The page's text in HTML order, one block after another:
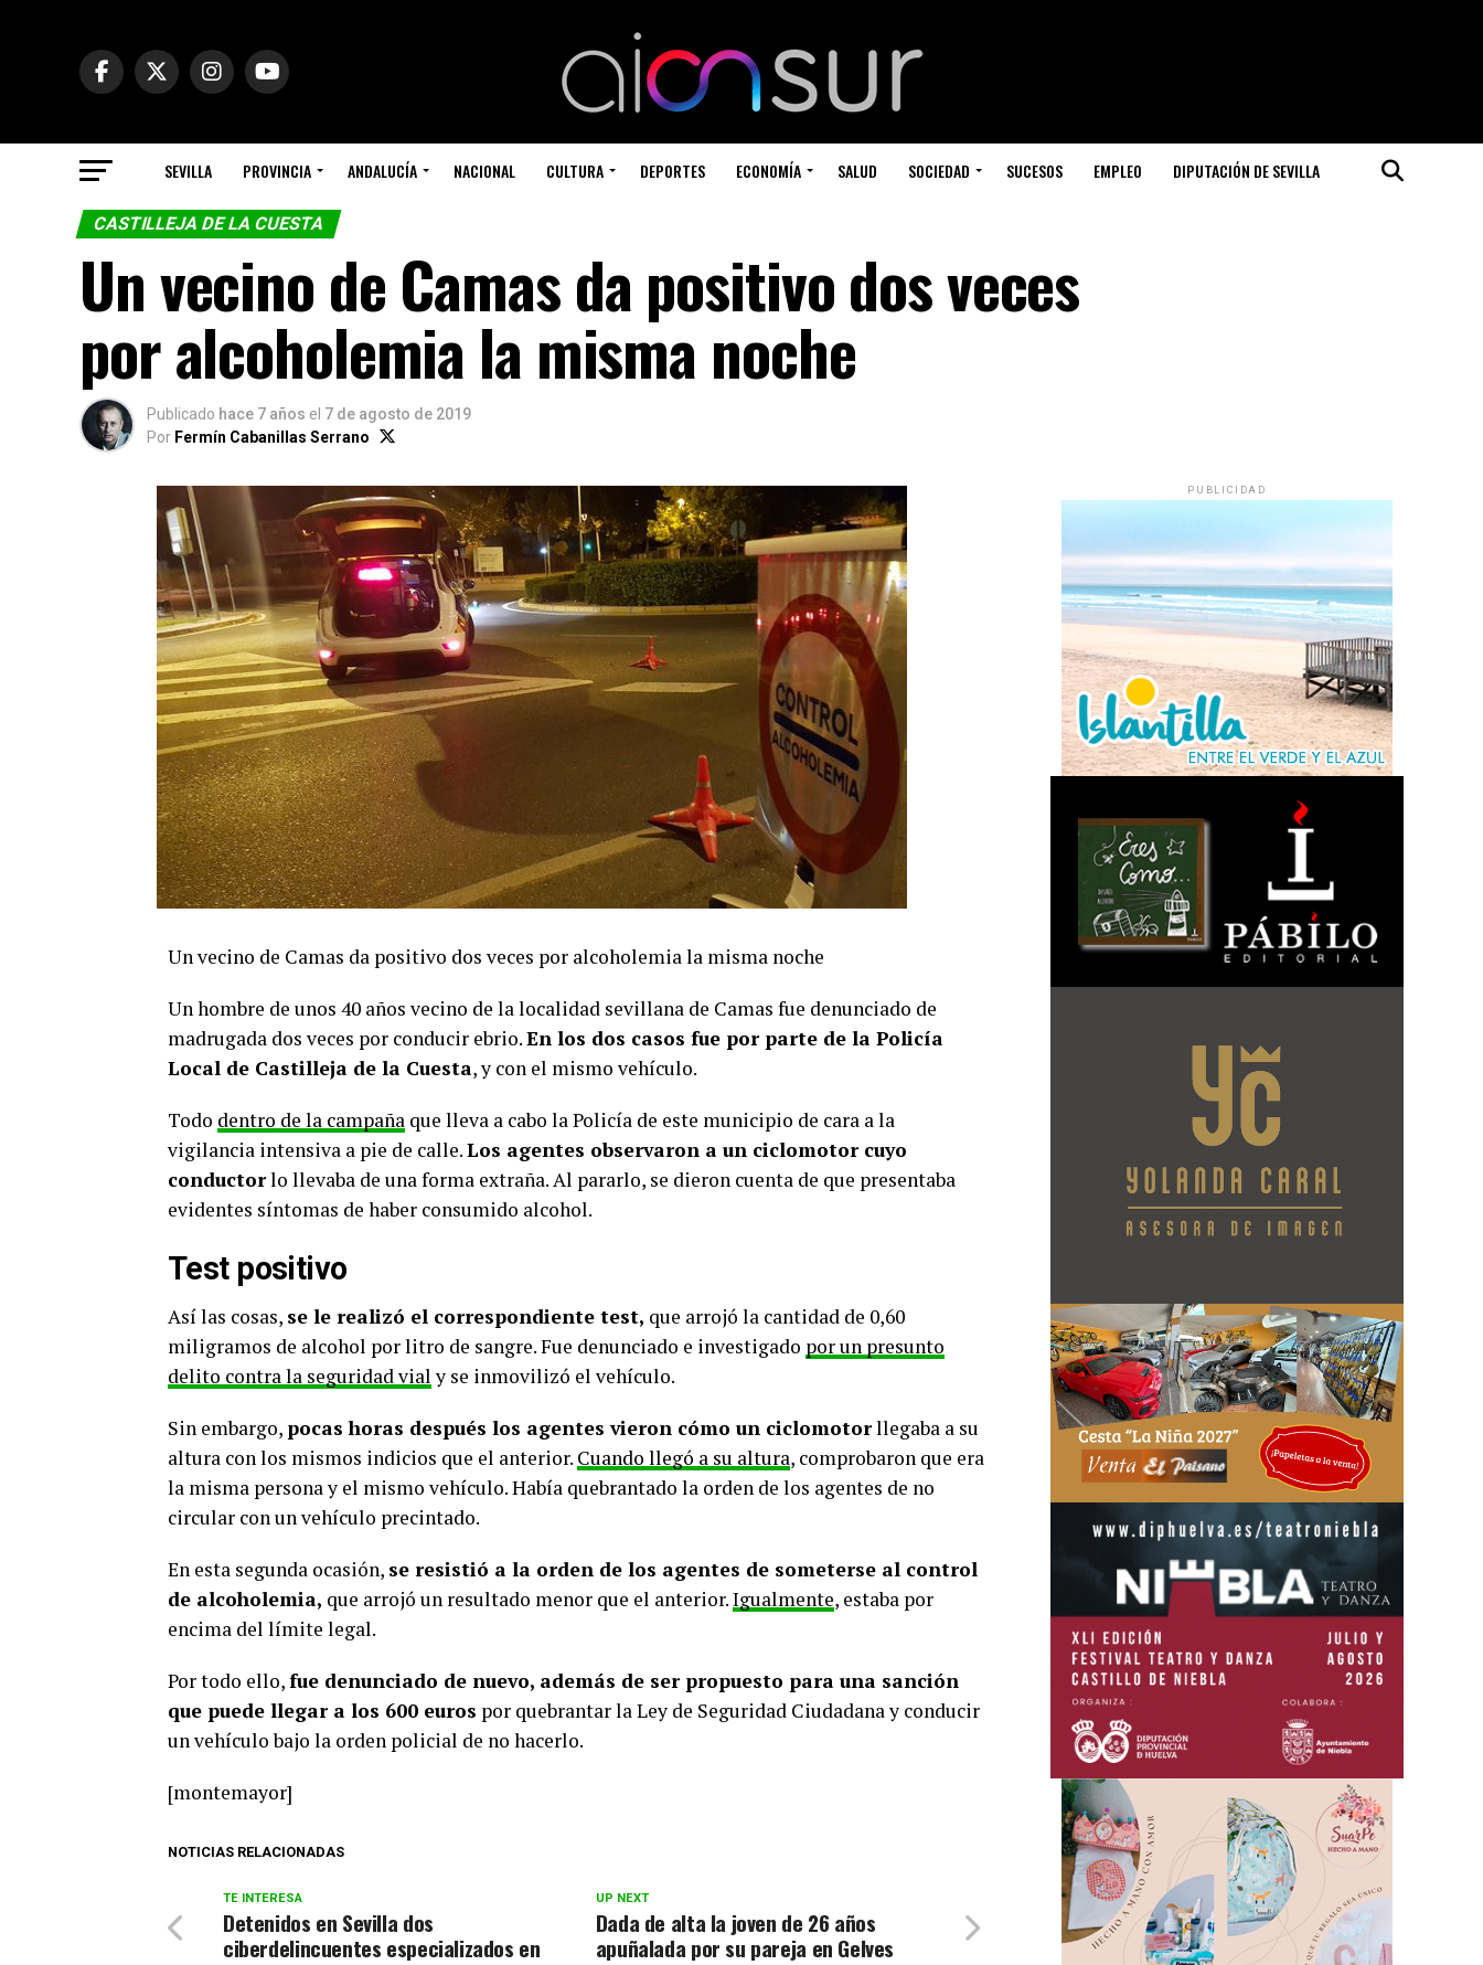
SEVILLA PROVINCIA ANDALUCÍA NACIONAL CULTURA DEPORTES ECONOMÍA SALUD SOCIEDAD SUCESOS EMPLEO DIPUTACIÓN DE SEVILLA
CASTILLEJA DE LA CUESTA
Un vecino de Camas da positivo dos veces
por alcoholemia la misma noche
Publicado hace 7 años el 7 de agosto de 2019
Por Fermín Cabanillas Serrano
Un vecino de Camas da positivo dos veces por alcoholemia la misma noche
Un hombre de unos 40 años vecino de la localidad sevillana de Camas fue denunciado de
madrugada dos veces por conducir ebrio.En los dos casos fue por parte de la Policía
Local de Castilleja de la Cuesta, y con el mismo vehículo.
Todo dentro de la campaña que lleva a cabo la Policía de este municipio de cara a la
vigilancia intensiva a pie de calle.Los agentes observaron a un ciclomotor cuyo
conductorlo llevaba de una forma extraña. Al pararlo, se dieron cuenta de que presentaba
evidentes síntomas de haber consumido alcohol.
Test positivo
Así las cosas, se le realizó el correspondiente test, que arrojó la cantidad de 0,60
miligramos de alcohol por litro de sangre. Fue denunciado e investigado por un presunto
delito contra la seguridad vialy se inmovilizó el vehículo.
Sin embargo, pocas horas después los agentes vieron cómo un ciclomotorllegaba a su
altura con los mismos indicios que el anterior. Cuando llegó a su altura, comprobaron que era
la misma persona y el mismo vehículo. Había quebrantado la orden de los agentes de no
circular con un vehículo precintado.
En esta segunda ocasión, se resistió a la orden de los agentes de someterse al control
de alcoholemia, que arrojó un resultado menor que el anterior.Igualmente, estaba por
encima del límite legal.
Por todo ello,fue denunciado de nuevo, además de ser propuesto para una sanción
que puede llegar a los 600 euros por quebrantar la Ley de Seguridad Ciudadana y conducir
un vehículo bajo la orden policial de no hacerlo.
[montemayor]
NOTICIAS RELACIONADAS
UP NEXT
Dada de alta la joven de 26 años
apuñalada por su pareja en Gelves
TE INTERESA
Detenidos en Sevilla dos
ciberdelincuentes especializados en
PUBLICIDAD